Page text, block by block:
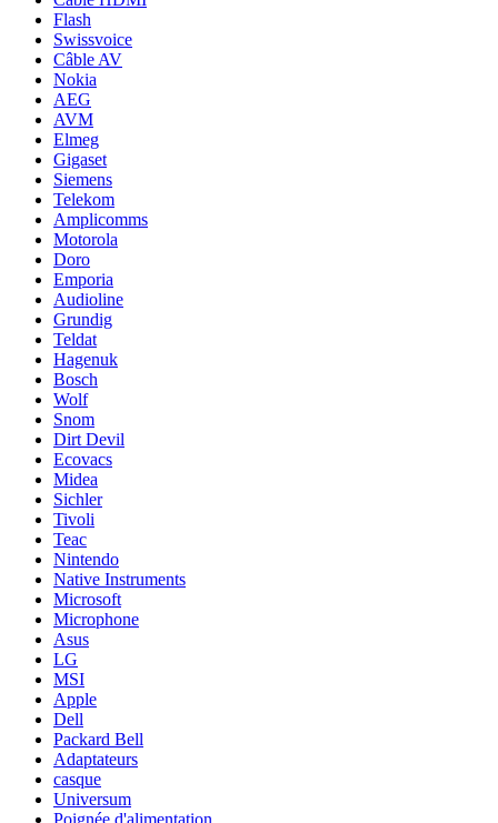
Flash
Swissvoice
Câble AV
Nokia
AEG
AVM
Elmeg
Gigaset
Siemens
Telekom
Amplicomms
Motorola
Doro
Emporia
Audioline
Grundig
Teldat
Hagenuk
Bosch
Wolf
Snom
Dirt Devil
Ecovacs
Midea
Sichler
Tivoli
Teac
Nintendo
Native Instruments
Microsoft
Microphone
Asus
LG
MSI
Apple
Dell
Packard Bell
Adaptateurs
casque
Universum
Poignée d'alimentation